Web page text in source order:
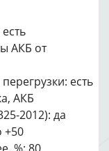
АКБ от
есть
АКБ
2012): да
+50